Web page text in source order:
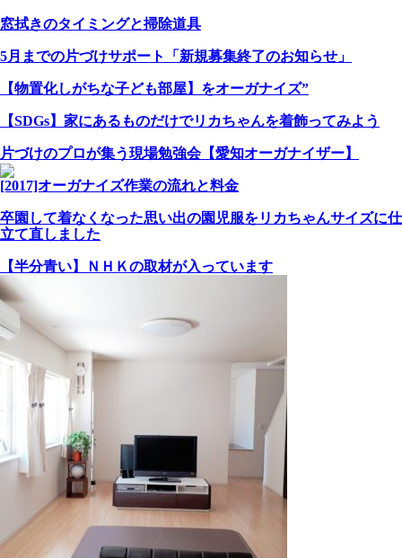
窓拭きのタイミングと掃除道具
5月までの片づけサポート「新規募集終了のお知らせ」
【物置化しがちな子ども部屋】をオーガナイズ”
【SDGs】家にあるものだけでリカちゃんを着飾ってみよう
片づけのプロが集う現場勉強会【愛知オーガナイザー】
[2017]オーガナイズ作業の流れと料金
卒園して着なくなった思い出の園児服をリカちゃんサイズに仕
立て直しました
【半分青い】ＮＨＫの取材が入っています